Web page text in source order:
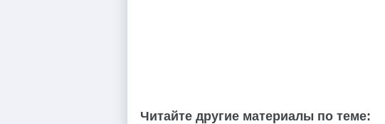
Читайте другие материалы по теме: